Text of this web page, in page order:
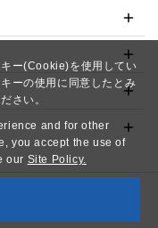
ー(Cookie)を使用してい
ーの使用に同意したとみ
さい。
and for other
you accept the use of
our Site Policy.
Reserved.